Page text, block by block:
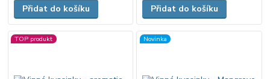
Přidat do košíku Přidat do košíku
TOP produkt Novinka